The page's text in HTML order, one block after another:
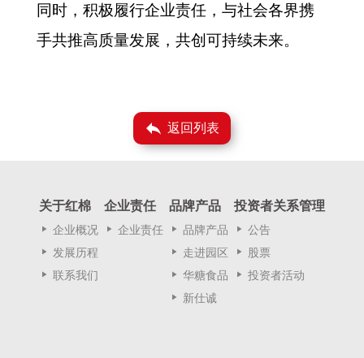
同时，积极履行企业责任，与社会各界携
手共推高质量发展，共创可持续未来。
reply 返回列表
关于红棉
play_arrow 企业概况
play_arrow 发展历程
play_arrow 联系我们
企业责任
play_arrow 企业责任
品牌产品
play_arrow 品牌产品
play_arrow 走进园区
play_arrow 华糖食品
play_arrow 新仕诚
投资者关系管理
play_arrow 公告
play_arrow 股票
play_arrow 投资者活动